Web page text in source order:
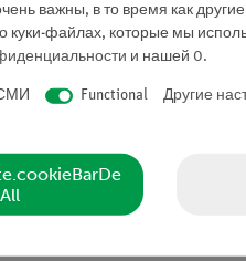
охарактеризовать
областях. Основываясь на
важны, в то время как
файлах, которые мы
и нашей 0.
Functional Другие